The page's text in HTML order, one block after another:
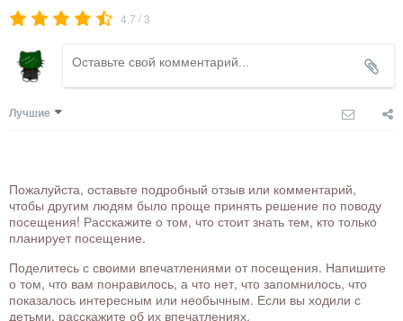
4.7 /3
Лучшие
Пожалуйста, оставьте подробный отзыв или комментарий,
чтобы другим людям было проще принять решение по поводу
посещения! Расскажите о том, что стоит знать тем, кто только
планирует посещение.
Поделитесь с своими впечатлениями от посещения. Напишите
о том, что вам понравилось, а что нет, что запомнилось, что
показалось интересным или необычным. Если вы ходили с
детьми, расскажите об их впечатлениях.